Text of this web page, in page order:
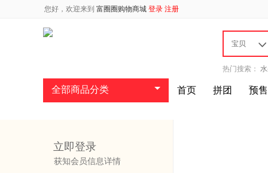
您好，欢迎来到 富圈圈购物商城 登录 注册
宝贝
热门搜索：
全部商品分类 首页 拼团 预售
立即登录
获知会员信息详情